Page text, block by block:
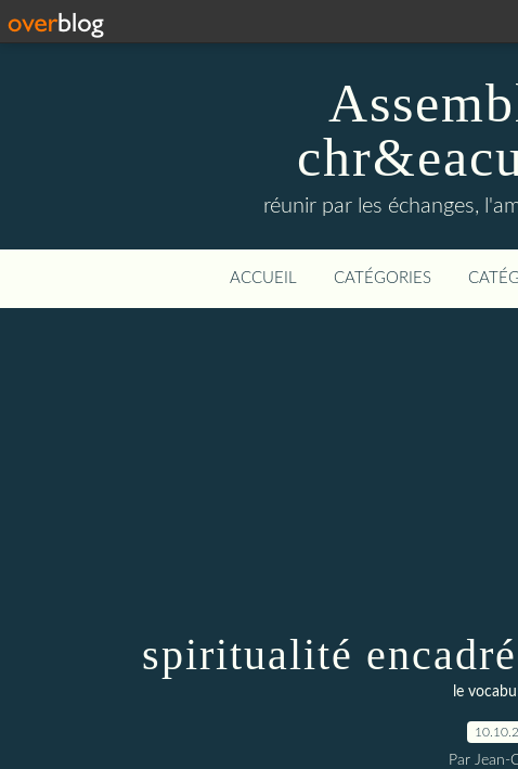
réunir par les échanges,
ACCUEIL CATÉGORIES
spiritualité
le
Par Jean-